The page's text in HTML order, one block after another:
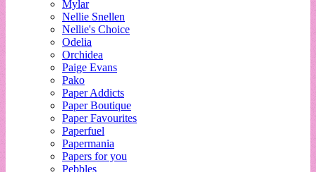
Mylar
Nellie Snellen
Nellie's Choice
Odelia
Orchidea
Paige Evans
Pako
Paper Addicts
Paper Boutique
Paper Favourites
Paperfuel
Papermania
Papers for you
Pebbles